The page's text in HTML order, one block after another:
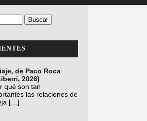
de Paco Roca
2026)
qué son tan
las relaciones de
[…]